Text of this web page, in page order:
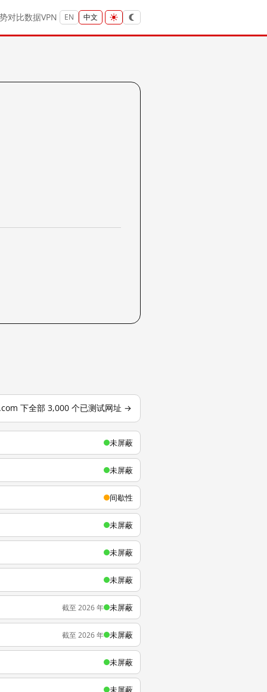
对比数据VPN EN 中文
下全部 3,000 个已测试网址 →
未屏蔽
未屏蔽
间歇性
未屏蔽
未屏蔽
未屏蔽
截至 2026 年 未屏蔽
截至 2026 年 未屏蔽
未屏蔽
未屏蔽